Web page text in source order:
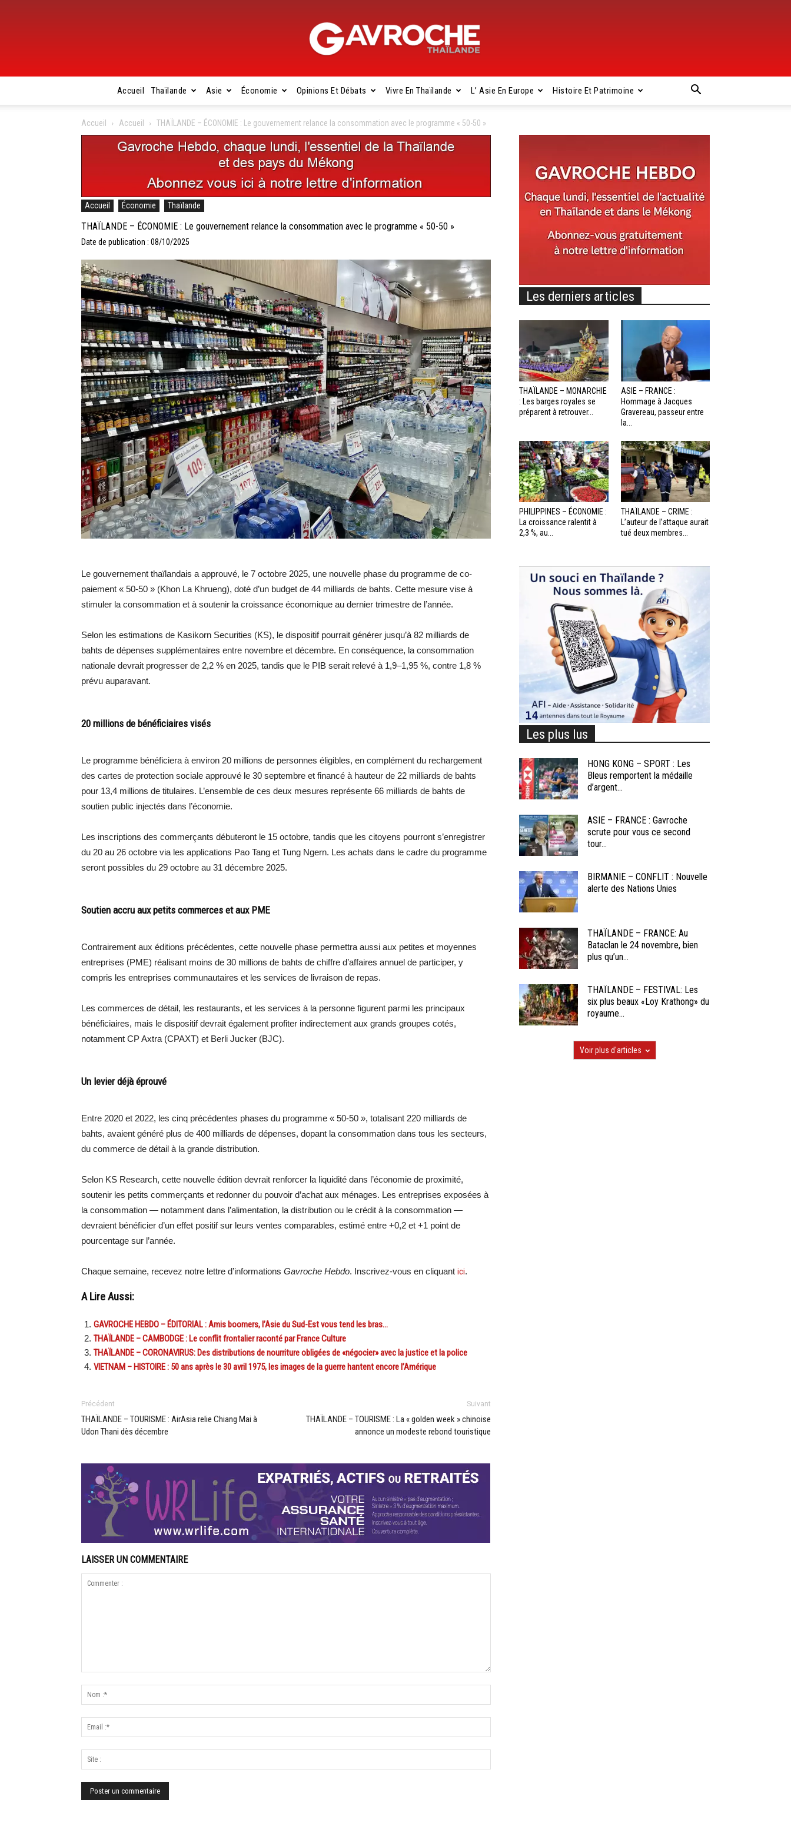
Gavroche
Accueil Thaïlande Asie Économie Opinions Et Débats Vivre En Thaïlande L’ Asie En Europe Histoire Et Patrimoine
Accueil Accueil THAÏLANDE – ÉCONOMIE : Le gouvernement relance la consommation avec le programme « 50-50 »
Accueil Économie Thaïlande
THAÏLANDE – ÉCONOMIE : Le gouvernement relance la consommation avec le programme « 50-50 »
Date de publication : 08/10/2025
Le gouvernement thaïlandais a approuvé, le 7 octobre 2025, une nouvelle phase du programme de co-
paiement « 50-50 » (Khon La Khrueng), doté d’un budget de 44 milliards de bahts. Cette mesure vise à
stimuler la consommation et à soutenir la croissance économique au dernier trimestre de l’année.
Selon les estimations de Kasikorn Securities (KS), le dispositif pourrait générer jusqu’à 82 milliards de
bahts de dépenses supplémentaires entre novembre et décembre. En conséquence, la consommation
nationale devrait progresser de 2,2 % en 2025, tandis que le PIB serait relevé à 1,9–1,95 %, contre 1,8 %
prévu auparavant.
20 millions de bénéficiaires visés
Le programme bénéficiera à environ 20 millions de personnes éligibles, en complément du rechargement
des cartes de protection sociale approuvé le 30 septembre et financé à hauteur de 22 milliards de bahts
pour 13,4 millions de titulaires. L’ensemble de ces deux mesures représente 66 milliards de bahts de
soutien public injectés dans l’économie.
Les inscriptions des commerçants débuteront le 15 octobre, tandis que les citoyens pourront s’enregistrer
du 20 au 26 octobre via les applications Pao Tang et Tung Ngern. Les achats dans le cadre du programme
seront possibles du 29 octobre au 31 décembre 2025.
Soutien accru aux petits commerces et aux PME
Contrairement aux éditions précédentes, cette nouvelle phase permettra aussi aux petites et moyennes
entreprises (PME) réalisant moins de 30 millions de bahts de chiffre d’affaires annuel de participer, y
compris les entreprises communautaires et les services de livraison de repas.
Les commerces de détail, les restaurants, et les services à la personne figurent parmi les principaux
bénéficiaires, mais le dispositif devrait également profiter indirectement aux grands groupes cotés,
notamment CP Axtra (CPAXT) et Berli Jucker (BJC).
Un levier déjà éprouvé
Entre 2020 et 2022, les cinq précédentes phases du programme « 50-50 », totalisant 220 milliards de
bahts, avaient généré plus de 400 milliards de dépenses, dopant la consommation dans tous les secteurs,
du commerce de détail à la grande distribution.
Selon KS Research, cette nouvelle édition devrait renforcer la liquidité dans l’économie de proximité,
soutenir les petits commerçants et redonner du pouvoir d’achat aux ménages. Les entreprises exposées à
la consommation — notamment dans l’alimentation, la distribution ou le crédit à la consommation —
devraient bénéficier d’un effet positif sur leurs ventes comparables, estimé entre +0,2 et +1 point de
pourcentage sur l’année.
Chaque semaine, recevez notre lettre d’informations Gavroche Hebdo. Inscrivez-vous en cliquant ici.
A Lire Aussi:
GAVROCHE HEBDO – ÉDITORIAL : Amis boomers, l’Asie du Sud-Est vous tend les bras…
THAÏLANDE – CAMBODGE : Le conflit frontalier raconté par France Culture
THAÏLANDE – CORONAVIRUS: Des distributions de nourriture obligées de «négocier» avec la justice et la police
VIETNAM – HISTOIRE : 50 ans après le 30 avril 1975, les images de la guerre hantent encore l’Amérique
Précédent
THAÏLANDE – TOURISME : AirAsia relie Chiang Mai à
Udon Thani dès décembre
Suivant
THAÏLANDE – TOURISME : La « golden week » chinoise
annonce un modeste rebond touristique
LAISSER UN COMMENTAIRE
Les derniers articles
THAÏLANDE – MONARCHIE
: Les barges royales se
préparent à retrouver...
ASIE – FRANCE :
Hommage à Jacques
Gravereau, passeur entre
la...
PHILIPPINES – ÉCONOMIE :
La croissance ralentit à
2,3 %, au...
THAÏLANDE – CRIME :
L’auteur de l’attaque aurait
tué deux membres...
Les plus lus
HONG KONG – SPORT : Les
Bleus remportent la médaille
d’argent...
ASIE – FRANCE : Gavroche
scrute pour vous ce second
tour...
BIRMANIE – CONFLIT : Nouvelle
alerte des Nations Unies
THAÏLANDE – FRANCE: Au
Bataclan le 24 novembre, bien
plus qu’un...
THAÏLANDE – FESTIVAL: Les
six plus beaux «Loy Krathong» du
royaume...
Voir plus d'articles